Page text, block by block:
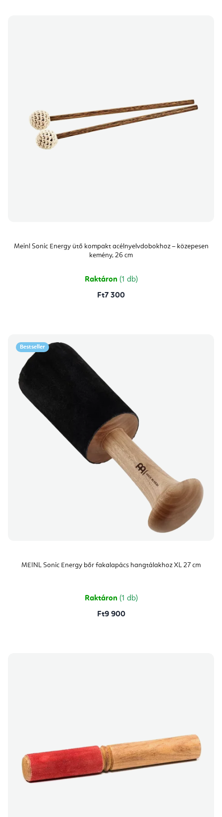
Meinl Sonic Energy ütő kompakt acélnyelvdobokhoz – közepesen
kemény, 26 cm
Raktáron (1 db)
Ft7 300
Bestseller
MEINL Sonic Energy bőr fakalapács hangtálakhoz XL 27 cm
Raktáron (1 db)
Ft9 900